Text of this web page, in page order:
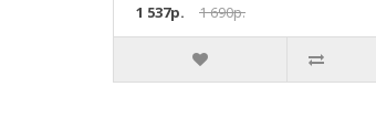
1 537р.
1 690р.